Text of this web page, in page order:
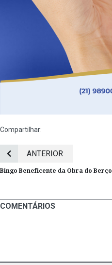
Compartilhar:
ANTERIOR
Bingo Beneficente da Obra do Berço
COMENTÁRIOS